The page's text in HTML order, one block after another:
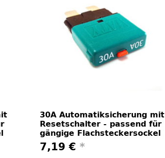
30A Automatiksicherung mit
Resetschalter - passend für
gängige Flachsteckersockel
7,19 € *